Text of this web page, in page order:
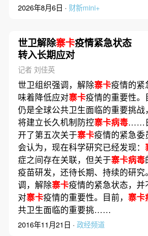
2026年8月6日 · 财新mini+
世卫解除寨卡疫情紧急状态
转入长期应对
记者 刘佳英
世卫组织强调，解除寨卡疫情的紧
味着降低应对寨卡疫情的重要性。
仍是全球公共卫生面临的重要挑
将建立长久机制防控寨卡病毒……
开了第五次关于寨卡疫情的紧急委
会认为，现在科学研究已经发现：
症之间存在关联，但关于寨卡病毒
疫苗研发，还待长期、持续的研究
调，解除寨卡疫情的紧急状态，
对寨卡疫情的重要性。目前， 寨卡
共卫生面临的重要挑……
2016年11月21日 · 政经频道